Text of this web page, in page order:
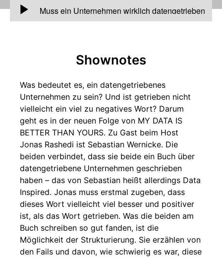
00:00
Muss ein Unternehmen wirklich datengetrieben
sein? – mit Sebastian W.
Shownotes
Was bedeutet es, ein datengetriebenes
Unternehmen zu sein? Und ist getrieben nicht
vielleicht ein viel zu negatives Wort? Darum
geht es in der neuen Folge von MY DATA IS
BETTER THAN YOURS. Zu Gast beim Host
Jonas Rashedi ist Sebastian Wernicke. Die
beiden verbindet, dass sie beide ein Buch über
datengetriebene Unternehmen geschrieben
haben – das von Sebastian heißt allerdings Data
Inspired. Jonas muss erstmal zugeben, dass
dieses Wort vielleicht viel besser und positiver
ist, als das Wort getrieben. Was die beiden am
Buch schreiben so gut fanden, ist die
Möglichkeit der Strukturierung. Sie erzählen von
den Fails und davon, wie schwierig es war, diese